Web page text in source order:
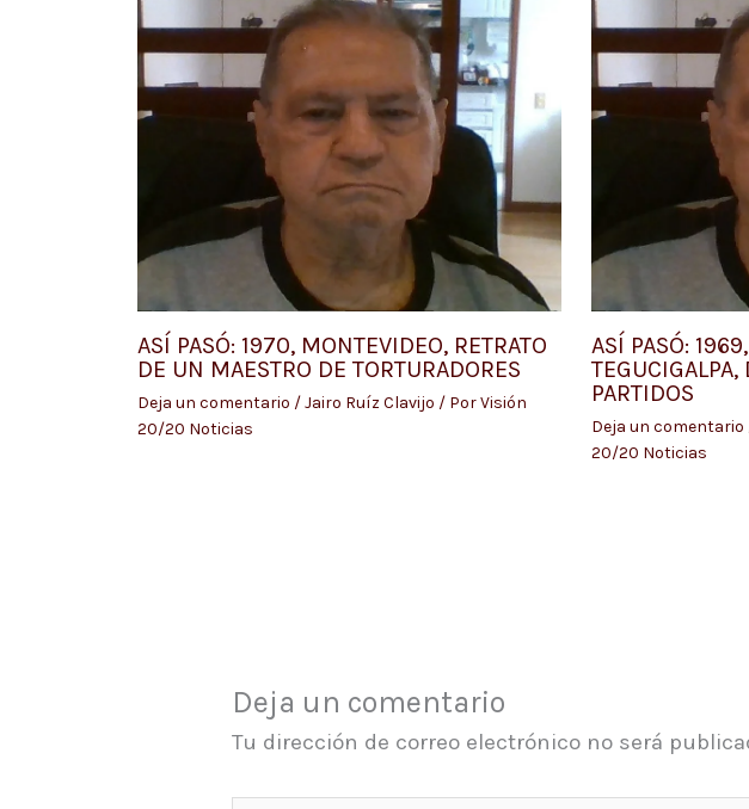
ASÍ PASÓ: 1970, MONTEVIDEO, RETRATO
DE UN MAESTRO DE TORTURADORES
Deja un comentario /Jairo Ruíz Clavijo / PorVisión
20/20 Noticias
ASÍ PASÓ:
PARTIDOS
Deja un comentario
20/20 Noticias
Deja un comentario
Tu dirección de correo electrónico no será